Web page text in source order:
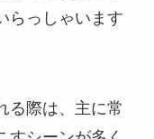
らっしゃいます
る際は、主に常